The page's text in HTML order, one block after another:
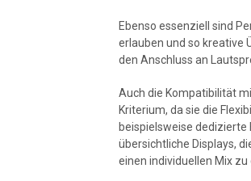
Ebenso essenziell sind
erlauben und so kreative
den Anschluss an
Auch die Kompatibilität
Kriterium, da sie die
beispielsweise
übersichtliche Displays,
einen individuellen Mix